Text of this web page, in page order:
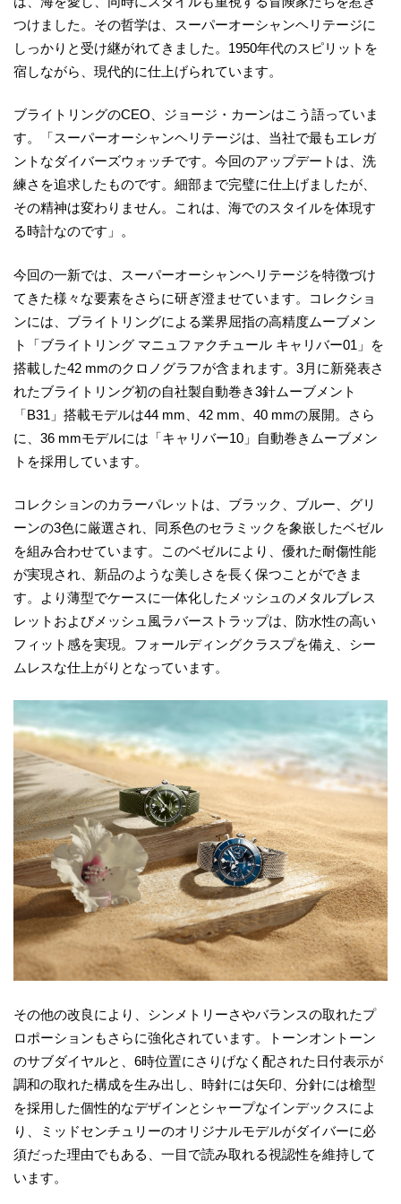
つけました。その哲学は、スーパーオーシャンヘリテージに
しっかりと受け継がれてきました。1950年代のスピリットを
宿しながら、現代的に仕上げられています。
ブライトリングのCEO、ジョージ・カーンはこう語っていま
す。「スーパーオーシャンヘリテージは、当社で最もエレガ
ントなダイバーズウォッチです。今回のアップデートは、洗
練さを追求したものです。細部まで完璧に仕上げましたが、
その精神は変わりません。これは、海でのスタイルを体現す
る時計なのです」。
今回の一新では、スーパーオーシャンヘリテージを特徴づけ
てきた様々な要素をさらに研ぎ澄ませています。コレクショ
ンには、ブライトリングによる業界屈指の高精度ムーブメン
ト「ブライトリング マニュファクチュール キャリバー01」を
搭載した42 mmのクロノグラフが含まれます。3月に新発表さ
れたブライトリング初の自社製自動巻き3針ムーブメント
「B31」搭載モデルは44 mm、42 mm、40 mmの展開。さら
に、36 mmモデルには「キャリバー10」自動巻きムーブメン
トを採用しています。
コレクションのカラーパレットは、ブラック、ブルー、グリ
ーンの3色に厳選され、同系色のセラミックを象嵌したベゼル
を組み合わせています。このベゼルにより、優れた耐傷性能
が実現され、新品のような美しさを長く保つことができま
す。より薄型でケースに一体化したメッシュのメタルブレス
レットおよびメッシュ風ラバーストラップは、防水性の高い
フィット感を実現。フォールディングクラスプを備え、シー
ムレスな仕上がりとなっています。
その他の改良により、シンメトリーさやバランスの取れたプ
ロポーションもさらに強化されています。トーンオントーン
のサブダイヤルと、6時位置にさりげなく配された日付表示が
調和の取れた構成を生み出し、時針には矢印、分針には槍型
を採用した個性的なデザインとシャープなインデックスによ
り、ミッドセンチュリーのオリジナルモデルがダイバーに必
須だった理由でもある、一目で読み取れる視認性を維持して
います。